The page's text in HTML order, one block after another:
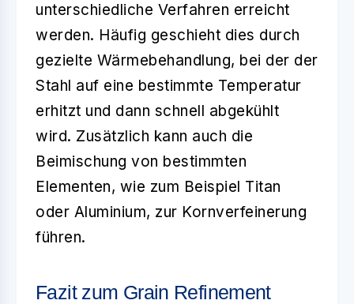
unterschiedliche Verfahren erreicht
werden. Häufig geschieht dies durch
gezielte Wärmebehandlung, bei der der
Stahl auf eine bestimmte Temperatur
erhitzt und dann schnell abgekühlt
wird. Zusätzlich kann auch die
Beimischung von bestimmten
Elementen, wie zum Beispiel Titan
oder Aluminium, zur Kornverfeinerung
führen.
Fazit zum Grain Refinement